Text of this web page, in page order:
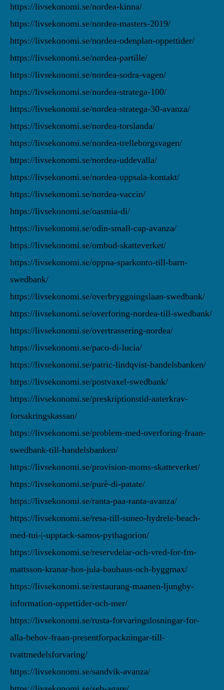
https://livsekonomi.se/nordea-kinna/
https://livsekonomi.se/nordea-masters-2019/
https://livsekonomi.se/nordea-odenplan-oppettider/
https://livsekonomi.se/nordea-partille/
https://livsekonomi.se/nordea-sodra-vagen/
https://livsekonomi.se/nordea-stratega-100/
https://livsekonomi.se/nordea-stratega-30-avanza/
https://livsekonomi.se/nordea-torslanda/
https://livsekonomi.se/nordea-trelleborgsvagen/
https://livsekonomi.se/nordea-uddevalla/
https://livsekonomi.se/nordea-uppsala-kontakt/
https://livsekonomi.se/nordea-vaccin/
https://livsekonomi.se/oasmia-di/
https://livsekonomi.se/odin-small-cap-avanza/
https://livsekonomi.se/ombud-skatteverket/
https://livsekonomi.se/oppna-sparkonto-till-barn-
swedbank/
https://livsekonomi.se/overbryggningslaan-swedbank/
https://livsekonomi.se/overforing-nordea-till-swedbank/
https://livsekonomi.se/overtrassering-nordea/
https://livsekonomi.se/paco-di-lucia/
https://livsekonomi.se/patric-lindqvist-handelsbanken/
https://livsekonomi.se/postvaxel-swedbank/
https://livsekonomi.se/preskriptionstid-aaterkrav-
forsakringskassan/
https://livsekonomi.se/problem-med-overforing-fraan-
swedbank-till-handelsbanken/
https://livsekonomi.se/provision-moms-skatteverket/
https://livsekonomi.se/purè-di-patate/
https://livsekonomi.se/ranta-paa-ranta-avanza/
https://livsekonomi.se/resa-till-suneo-hydrele-beach-
med-tui-|-upptack-samos-pythagorion/
https://livsekonomi.se/reservdelar-och-vred-for-fm-
mattsson-kranar-hos-jula-bauhaus-och-byggmax/
https://livsekonomi.se/restaurang-maanen-ljungby-
information-oppettider-och-mer/
https://livsekonomi.se/rusta-forvaringslosningar-for-
alla-behov-fraan-presentforpackningar-till-
tvattmedelsforvaring/
https://livsekonomi.se/sandvik-avanza/